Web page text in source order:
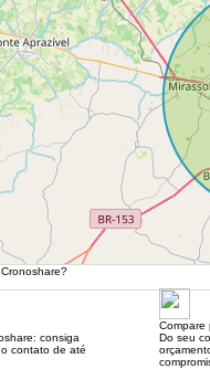
consiga
contato de até
Compare
Do seu